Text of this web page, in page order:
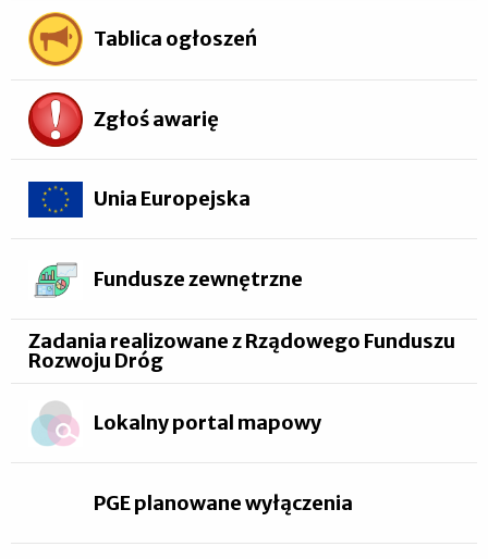
Tablica ogłoszeń
Zgłoś awarię
Unia Europejska
Fundusze zewnętrzne
Zadania realizowane z Rządowego Funduszu
Rozwoju Dróg
Lokalny portal mapowy
PGE planowane wyłączenia